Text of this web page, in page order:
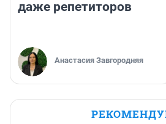
даже репетиторов
Анастасия Завгородняя